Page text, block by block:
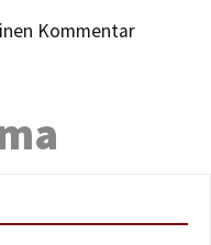
Kommentar